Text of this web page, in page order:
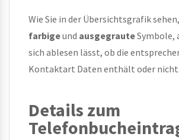
Wie Sie in der Übersichtsgrafik
farbigeund ausgegrauteSymbole,
sich ablesen lässt, ob die
Kontaktart Daten enthält oder nicht.
Details zum